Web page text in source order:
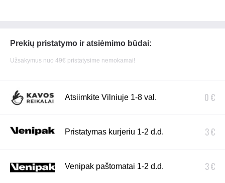
Prekių pristatymo ir atsiėmimo būdai:
Užsakymus nuo 49€ pristatysime nemokamai!
Atsiimkite Vilniuje 1-8 val. 0 €
Pristatymas kurjeriu 1-2 d.d. 3 €
Venipak paštomatai 1-2 d.d. 3 €